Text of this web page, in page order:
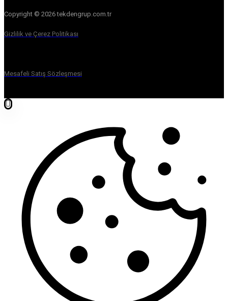
Copyright © 2026 tekdengrup.com.tr
Gizlilik ve Çerez Politikası
Mesafeli Satış Sözleşmesi